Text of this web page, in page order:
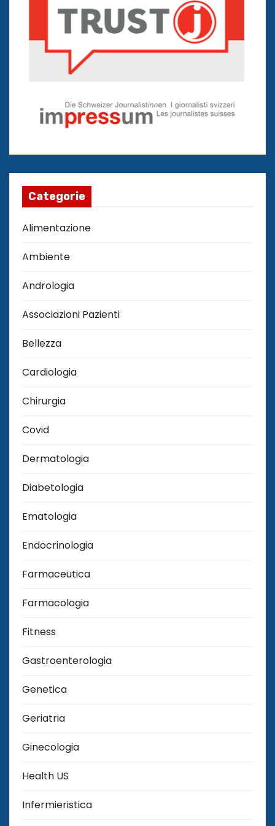
Categorie
Alimentazione
Ambiente
Andrologia
Associazioni Pazienti
Bellezza
Cardiologia
Chirurgia
Covid
Dermatologia
Diabetologia
Ematologia
Endocrinologia
Farmaceutica
Farmacologia
Fitness
Gastroenterologia
Genetica
Geriatria
Ginecologia
Health US
Infermieristica